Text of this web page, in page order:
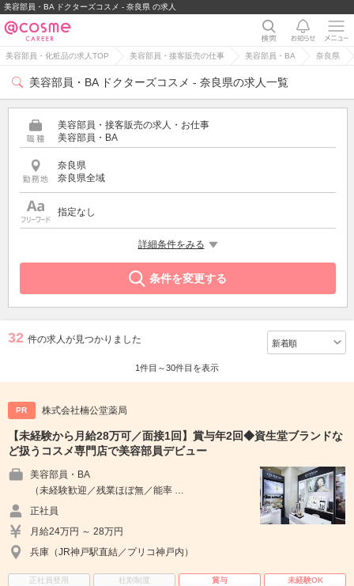
美容部員・BA ドクターズコスメ - 奈良県 の求人
美容部員・化粧品の求人TOP 美容部員・接客販売の仕事 美容部員・BA 奈良県
美容部員・BA ドクターズコスメ - 奈良県の求人一覧
美容部員・接客販売の求人・お仕事
美容部員・BA
奈良県
奈良県全域
指定なし
詳細条件をみる
条件を変更する
32 件の求人が見つかりました
1件目～30件目を表示
PR 株式会社楠公堂薬局
【未経験から月給28万可／面接1回】賞与年2回◆資生堂ブランドな
ど扱うコスメ専門店で美容部員デビュー
美容部員・BA
（未経験歓迎／残業ほぼ無／能率 …
正社員
月給24万円 ～ 28万円
兵庫（JR神戸駅直結／プリコ神戸内）
正社員登用 社割制度 賞与
未経験OK